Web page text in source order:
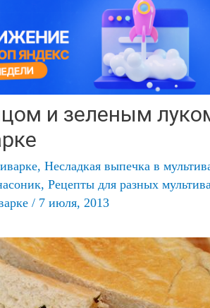
и зеленым
, Несладкая выпечка в
, Рецепты для разных
/ 7 июля, 2013